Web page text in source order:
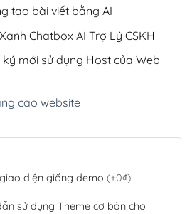
tạo bài viết bằng AI
Chatbox AI Trợ Lý CSKH
mới sử dụng Host của Web
cao website
diện giống demo (+0₫)
sử dụng Theme cơ bản cho